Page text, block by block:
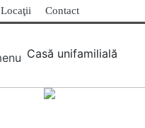
Locaţii Contact
Casă unifamilială